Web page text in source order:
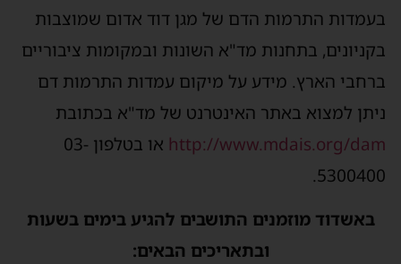
בעמדות התרמות הדם של מגן דוד אדום שמוצבות
בקניונים, בתחנות מד"א השונות ובמקומות ציבוריים
ברחבי הארץ. מידע על מיקום עמדות התרמות דם
ניתן למצוא באתר האינטרנט של מד"א בכתובת
http://www.mdais.org/dam
או בטלפון 03-
5300400.
באשדוד מוזמנים התושבים להגיע בימים בשעות
ובתאריכים הבאים: